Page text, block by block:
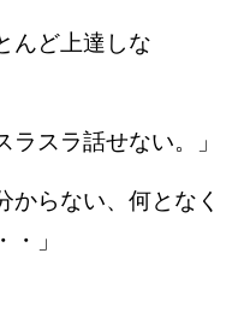
んど上達しな
ラスラ話せない。」
からない、何となく
」